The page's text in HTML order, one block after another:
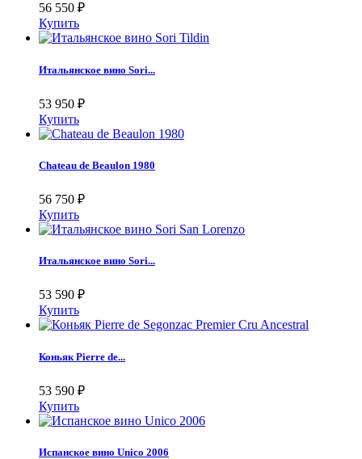
56 550 ₽
Купить
Итальянское вино Sori...
53 950 ₽
Купить
Chateau de Beaulon 1980
56 750 ₽
Купить
Итальянское вино Sori...
53 590 ₽
Купить
Коньяк Pierre de...
53 590 ₽
Купить
Испанское вино Unico 2006